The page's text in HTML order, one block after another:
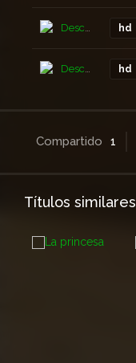
Descarga hd
Descarga hd
Compartido 1
Títulos similares